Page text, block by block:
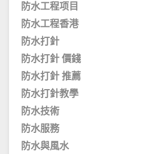
防水工程项目
防水工程香港
防水打針
防水打針 價錢
防水打針 推薦
防水打針教學
防水技術
防水服務
防水與風水